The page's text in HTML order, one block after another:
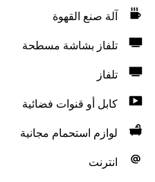
آلة صنع القهوة
تلفاز بشاشة مسطحة
تلفاز
كابل أو قنوات فضائية
لوازم استحمام مجانية
انترنت